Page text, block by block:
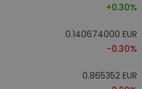
+0.30%
0.140674000 EUR
-0.30%
0.865352 EUR